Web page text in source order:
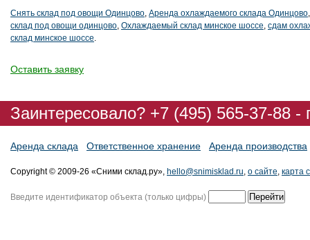
Снять склад под овощи Одинцово, Аренда охлаждаемого склада Одинцово
склад под овощи одинцово, Охлаждаемый склад минское шоссе, сдам
склад минское шоссе.
Оставить заявку
Заинтересовало? +7 (495) 565-37-88
Аренда склада Ответственное хранение Аренда производства
Copyright © 2009-26 «Сними склад.ру», hello@snimisklad.ru, о сайте, карта
Введите идентификатор объекта (только цифры)